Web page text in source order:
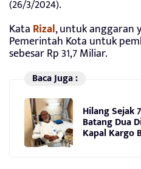
(26/3/2024).
Kata Rizal, untuk anggaran
Pemerintah Kota untuk
sebesar Rp 31,7 Miliar.
Baca Juga :
Hilang Sejak
Batang Dua
Kapal Kargo